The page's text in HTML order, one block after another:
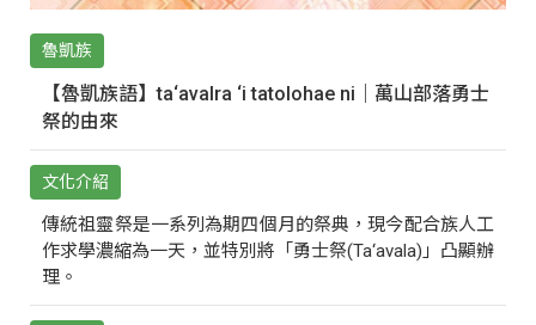
魯凱族
【魯凱族語】ta‘avalra ‘i tatolohae ni｜萬山部落勇士
祭的由來
文化介紹
傳統祖靈祭是一系列為期四個月的祭典，現今配合族人工
作求學濃縮為一天，並特別將「勇士祭(Ta‘avala)」凸顯辦
理。